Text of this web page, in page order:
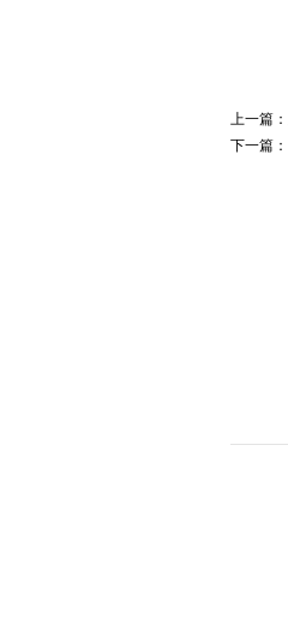
上一篇：
下一篇：